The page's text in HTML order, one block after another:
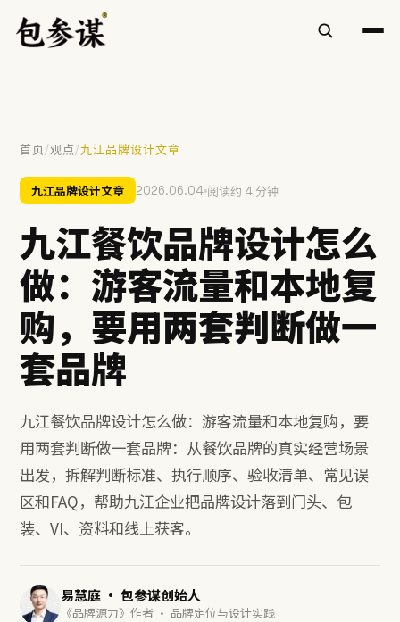
热门搜索
VI设计 空间设计 标志设计 包装设计
慧庭手写体
提示：⌘/Ctrl + K 随时唤起搜索
首页/观点/九江品牌设计文章
九江品牌设计文章 2026.06.04 阅读约 4 分钟
九江餐饮品牌设计怎么
做：游客流量和本地复
购，要用两套判断做一
套品牌
九江餐饮品牌设计怎么做：游客流量和本地复购，要
用两套判断做一套品牌：从餐饮品牌的真实经营场景
出发，拆解判断标准、执行顺序、验收清单、常见误
区和FAQ，帮助九江企业把品牌设计落到门头、包
装、VI、资料和线上获客。
易慧庭 · 包参谋创始人
《品牌源力》作者 · 品牌定位与设计实践